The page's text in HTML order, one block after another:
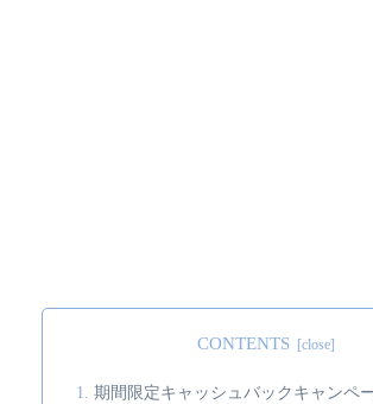
CONTENTS
期間限定キャッシュバックキャンペ